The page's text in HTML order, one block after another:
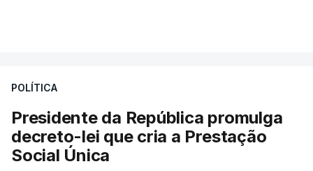
POLÍTICA
Presidente da República promulga
decreto-lei que cria a Prestação
Social Única